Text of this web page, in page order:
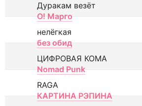
Дуракам везёт
О! Марго
нелёгкая
без обид
ЦИФРОВАЯ КОМА
Nomad Punk
RAGA
КАРТИНА РЭПИНА